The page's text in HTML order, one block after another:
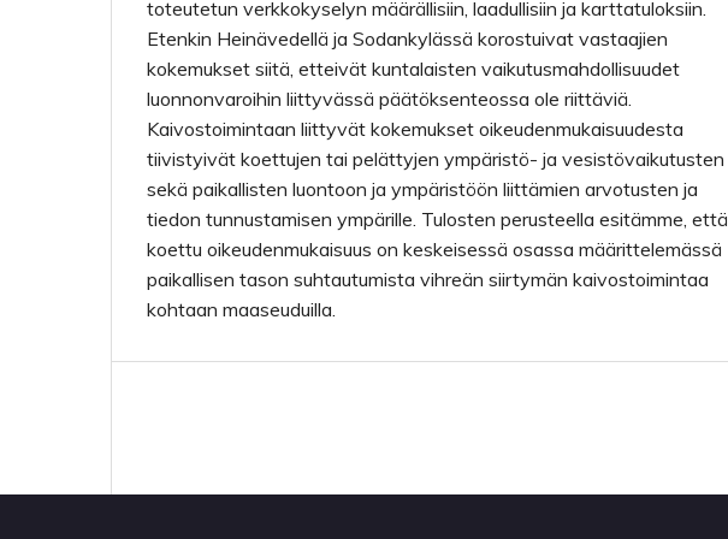
toteutetun verkkokyselyn määrällisiin, laadullisiin ja karttatuloksiin.
Etenkin Heinävedellä ja Sodankylässä korostuivat vastaajien
kokemukset siitä, etteivät kuntalaisten vaikutusmahdollisuudet
luonnonvaroihin liittyvässä päätöksenteossa ole riittäviä.
Kaivostoimintaan liittyvät kokemukset oikeudenmukaisuudesta
tiivistyivät koettujen tai pelättyjen ympäristö- ja vesistövaikutusten
sekä paikallisten luontoon ja ympäristöön liittämien arvotusten ja
tiedon tunnustamisen ympärille. Tulosten perusteella esitämme, että
koettu oikeudenmukaisuus on keskeisessä osassa määrittelemässä
paikallisen tason suhtautumista vihreän siirtymän kaivostoimintaa
kohtaan maaseuduilla.